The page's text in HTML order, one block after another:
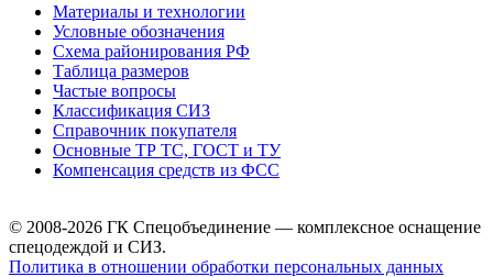
Материалы и технологии
Условные обозначения
Схема районирования РФ
Таблица размеров
Частые вопросы
Классификация СИЗ
Справочник покупателя
Основные ТР ТС, ГОСТ и ТУ
Компенсация средств из ФСС
© 2008-2026 ГК Спецобъединение — комплексное оснащение
спецодеждой и СИЗ.
Политика в отношении обработки персональных данных